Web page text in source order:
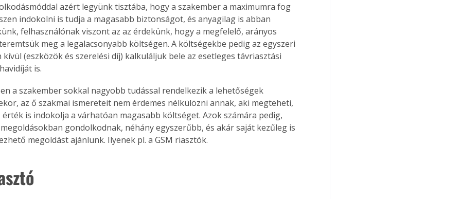
azért legyünk tisztába, hogy a szakember a maximumra fog
indokolni is tudja a magasabb biztonságot, és anyagilag is abban
felhasználónak viszont az az érdekünk, hogy a megfelelő, arányos
meg a legalacsonyabb költségen. A költségekbe pedig az egyszeri
(eszközök és szerelési díj) kalkuláljuk bele az esetleges távriasztási
is.
a szakember sokkal nagyobb tudással rendelkezik a lehetőségek
az ő szakmai ismereteit nem érdemes nélkülözni annak, aki megteheti,
érték is indokolja a várhatóan magasabb költséget. Azok számára pedig,
gondolkodnak, néhány egyszerűbb, és akár saját kezűleg is
megoldást ajánlunk. Ilyenek pl. a GSM riasztók.